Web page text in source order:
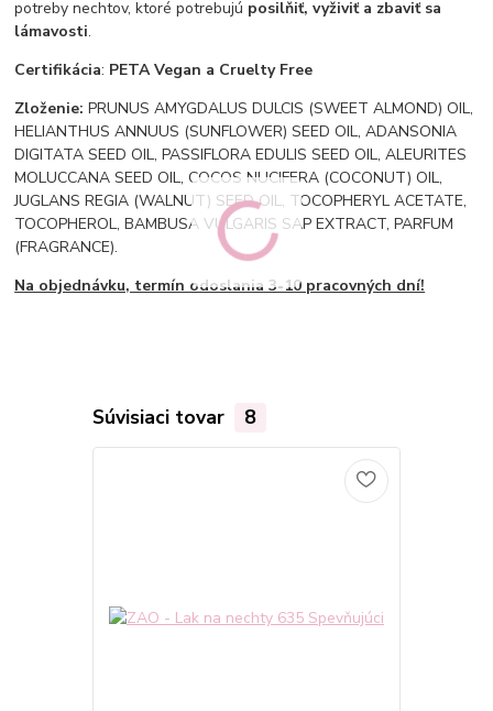
potreby nechtov, ktoré potrebujú posilňiť, vyživiť a zbaviť sa
lámavosti.
Certifikácia: PETA Vegan a Cruelty Free
Zloženie:PRUNUS AMYGDALUS DULCIS (SWEET ALMOND) OIL,
HELIANTHUS ANNUUS (SUNFLOWER) SEED OIL, ADANSONIA
DIGITATA SEED OIL, PASSIFLORA EDULIS SEED OIL, ALEURITES
MOLUCCANA SEED OIL, COCOS NUCIFERA (COCONUT) OIL,
JUGLANS REGIA (WALNUT) SEED OIL, TOCOPHERYL ACETATE,
TOCOPHEROL, BAMBUSA VULGARIS SAP EXTRACT, PARFUM
(FRAGRANCE).
Na objednávku, termín odoslania 3-10 pracovných dní!
Súvisiaci tovar 8